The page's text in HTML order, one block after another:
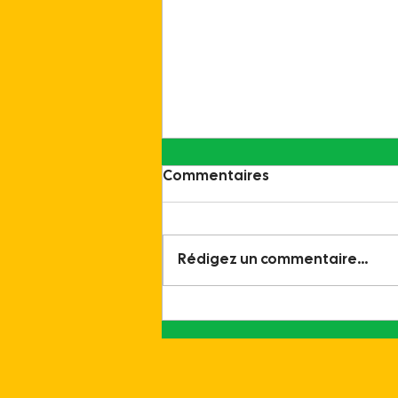
Commentaires
Rédigez un commentaire...